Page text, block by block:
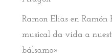
Ramon Eliasen Ramón
musical da vida a
bálsamo»